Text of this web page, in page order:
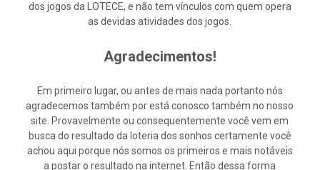
dos jogos da LOTECE, e não tem vínculos com quem opera
as devidas atividades dos jogos.
Agradecimentos!
Em primeiro lugar, ou antes de mais nada portanto nós
agradecemos também por está conosco também no nosso
site. Provavelmente ou consequentemente você vem em
busca do resultado da loteria dos sonhos certamente você
achou aqui porque nós somos os primeiros e mais notáveis
a postar o resultado na internet. Então dessa forma